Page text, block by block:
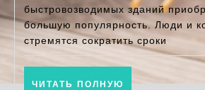
быстровозводимых зданий
большую популярность. Люди и
стремятся сократить сроки
ЧИТАТЬ ПОЛНУЮ ЧИТАТЬ